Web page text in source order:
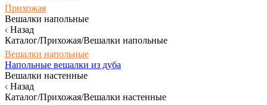
Прихожая
Вешалки напольные
Назад
Каталог/Прихожая/Вешалки напольные
Вешалки напольные
Напольные вешалки из дуба
Вешалки настенные
Назад
Каталог/Прихожая/Вешалки настенные